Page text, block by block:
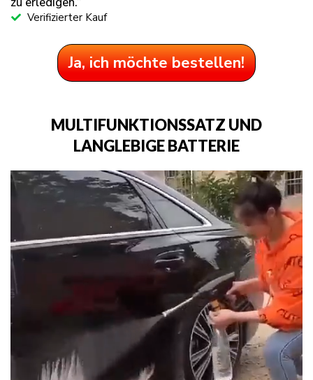
Verifizierter Kauf
Ja, ich möchte bestellen!
MULTIFUNKTIONSSATZ UND
LANGLEBIGE BATTERIE